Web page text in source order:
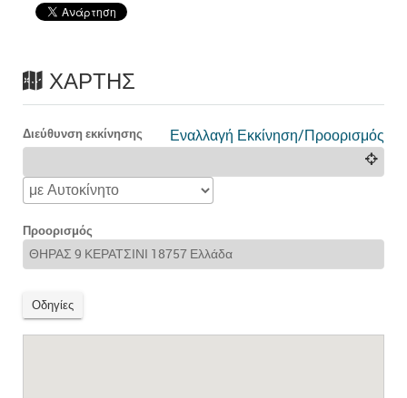
ΧΆΡΤΗΣ
Εναλλαγή Εκκίνηση/Προορισμός
Διεύθυνση εκκίνησης
Προορισμός
Οδηγίες